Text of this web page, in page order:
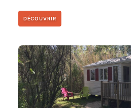
DÉCOUVRIR